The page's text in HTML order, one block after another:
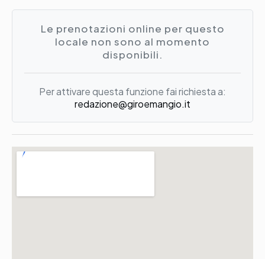
Le prenotazioni online per questo
locale non sono al momento
disponibili.
Per attivare questa funzione fai richiesta a:
redazione@giroemangio.it